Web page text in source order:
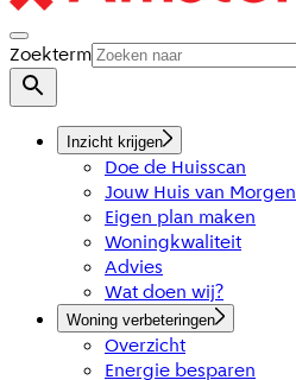
Zoekterm
Inzicht krijgen
Doe de Huisscan
Jouw Huis van Morgen
Eigen plan maken
Woningkwaliteit
Advies
Wat doen wij?
Woning verbeteringen
Overzicht
Energie besparen